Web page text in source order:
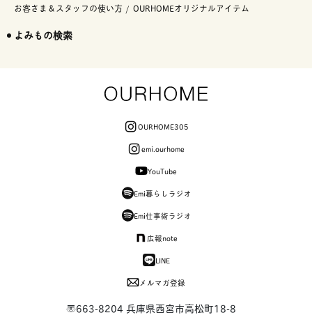
お客さま＆スタッフの使い方 OURHOMEオリジナルアイテム
よみもの検索
OURHOME305
emi.ourhome
YouTube
Emi暮らしラジオ
Emi仕事術ラジオ
広報note
LINE
メルマガ登録
〒663-8204 兵庫県西宮市高松町18-8